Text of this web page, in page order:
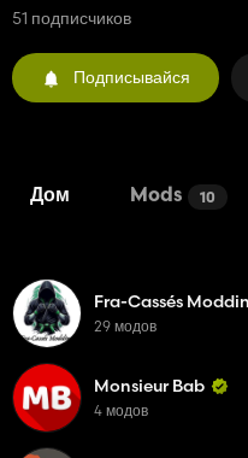
51 подписчиков
Подписывайся
Дом Mods 10
Fra-Cassés
29 модов
Monsieur Bab
4 модов